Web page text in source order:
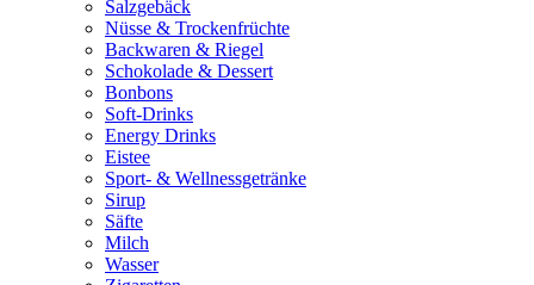
Salzgebäck
Nüsse & Trockenfrüchte
Backwaren & Riegel
Schokolade & Dessert
Bonbons
Soft-Drinks
Energy Drinks
Eistee
Sport- & Wellnessgetränke
Sirup
Säfte
Milch
Wasser